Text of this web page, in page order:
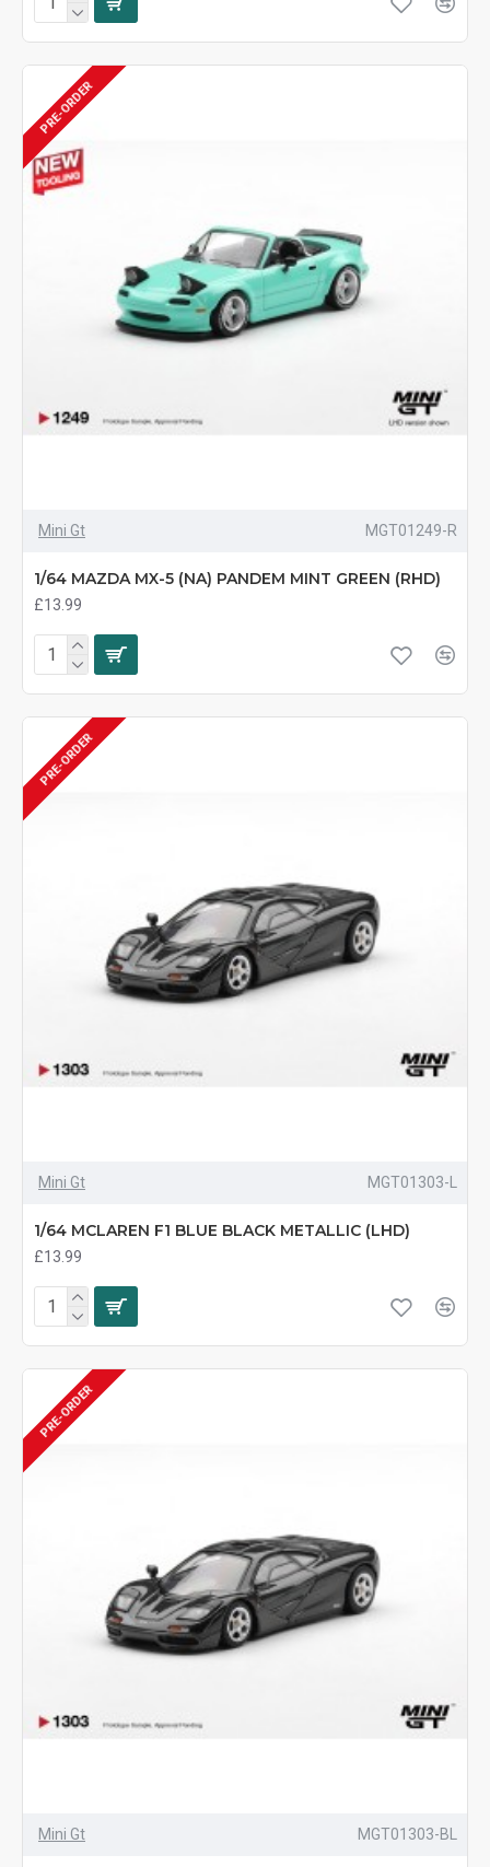
PRE-ORDER
Mini Gt MGT01249-R
1/64 MAZDA MX-5 (NA) PANDEM MINT GREEN (RHD)
£13.99
PRE-ORDER
Mini Gt MGT01303-L
1/64 MCLAREN F1 BLUE BLACK METALLIC (LHD)
£13.99
PRE-ORDER
Mini Gt MGT01303-BL